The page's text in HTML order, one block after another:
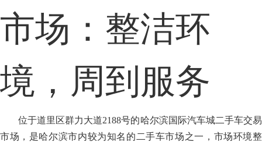
市场：整洁环
境，周到服务
位于道里区群力大道2188号的哈尔滨国际汽车城二手车交易
市场，是哈尔滨市内较为知名的二手车市场之一，市场环境整